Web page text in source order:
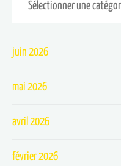
juin 2026
mai 2026
avril 2026
février 2026